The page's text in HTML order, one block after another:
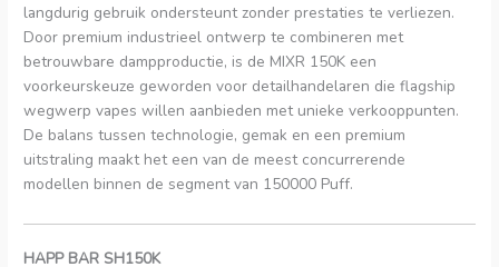
langdurig gebruik ondersteunt zonder prestaties te verliezen.
Door premium industrieel ontwerp te combineren met
betrouwbare dampproductie, is de MIXR 150K een
voorkeurskeuze geworden voor detailhandelaren die flagship
wegwerp vapes willen aanbieden met unieke verkooppunten.
De balans tussen technologie, gemak en een premium
uitstraling maakt het een van de meest concurrerende
modellen binnen de segment van 150000 Puff.
HAPP BAR SH150K